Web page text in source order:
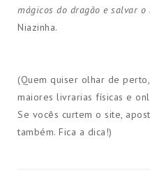
mágicos do dragão e salvar o
Niazinha.
(Quem quiser olhar de perto,
maiores livrarias físicas e
Se vocês curtem o site,
também. Fica a dica!)